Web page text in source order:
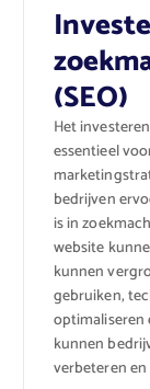
(SEO)
Het
essentieel
bedrijven
is in
website
kunnen
gebruiken,
kunnen
verbeteren